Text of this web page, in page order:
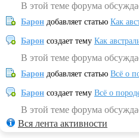
В этой теме форума
Барон добавляет статью Как
Барон создает тему Как
В этой теме форума
Барон добавляет статью Всё о
Барон создает тему Всё о
В этой теме форума
Вся лента активности